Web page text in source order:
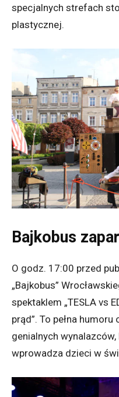
specjalnych strefach
plastycznej.
Bajkobus
O godz. 17:00 przed
„Bajkobus”
spektaklem „TESLA vs
prąd”. To pełna
genialnych
wprowadza dzieci w